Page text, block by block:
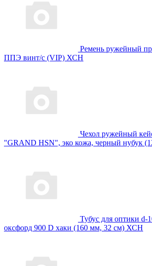
Ремень ружейный
ППЭ винт/с (VIP) ХСН
Чехол ружейный
"GRAND HSN", эко кожа, черный нубук
Тубус для оптики d-
оксфорд 900 D хаки (160 мм, 32 см) ХСН